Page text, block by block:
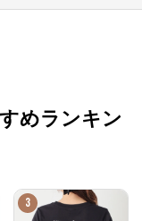
めランキン
3